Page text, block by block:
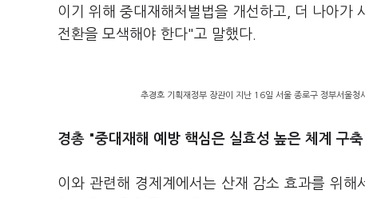
이기 위해 중대재해처벌법을 개선하고, 더 나아가
전환을 모색해야 한다"고 말했다.
추경호 기획재정부 장관이 지난 16일 서울 종로구 정부서울
경총 "중대재해 예방 핵심은 실효성 높은 체계 구
이와 관련해 경제계에서는 산재 감소 효과를 위